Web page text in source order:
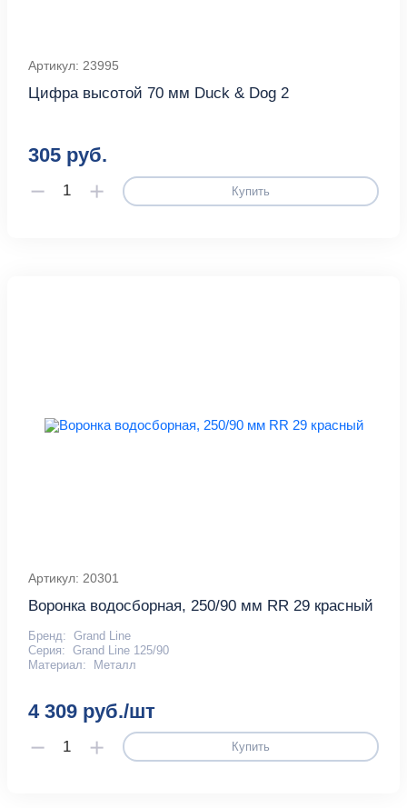
Артикул: 23995
Цифра высотой 70 мм Duck & Dog 2
305 руб.
Купить
Артикул: 20301
Воронка водосборная, 250/90 мм RR 29 красный
Бренд: Grand Line
Серия: Grand Line 125/90
Материал:
Металл
4 309 руб./шт
Купить